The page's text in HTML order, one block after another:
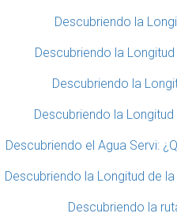
Descubriendo la
Descubriendo la
Descubriendo la
Descubriendo la
Descubriendo el Agua Servi:
Descubriendo la Longitud de
Descubriendo la